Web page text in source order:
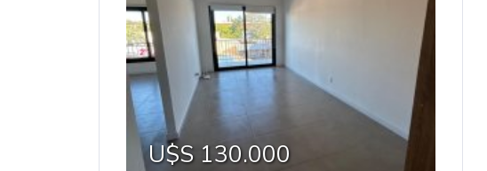
U$S 130.000